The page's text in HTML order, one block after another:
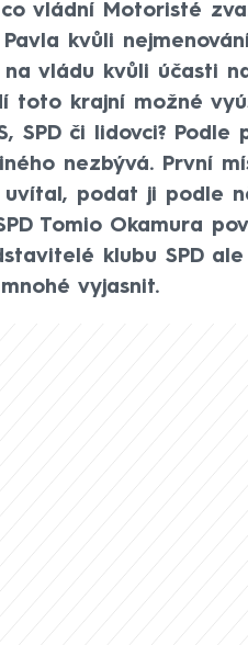
vládní Motoristé
kvůli
vládu kvůli účasti
toto krajní možné
SPD či lidovci? Podle
nezbývá. První
uvítal, podat ji podle
Tomio Okamura
klubu SPD
vyjasnit.